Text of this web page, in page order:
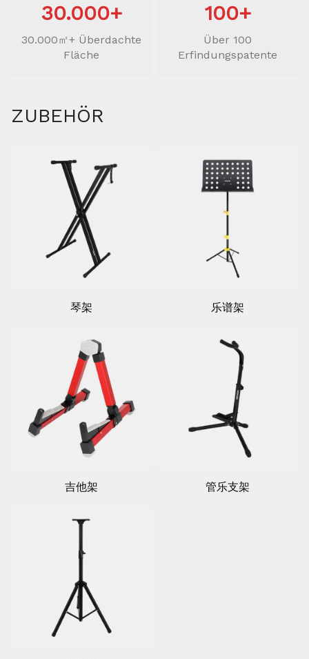
30.000+
30.000㎡+ Überdachte
Fläche
100+
Über 100
Erfindungspatente
ZUBEHÖR
琴架 乐谱架
吉他架 管乐支架